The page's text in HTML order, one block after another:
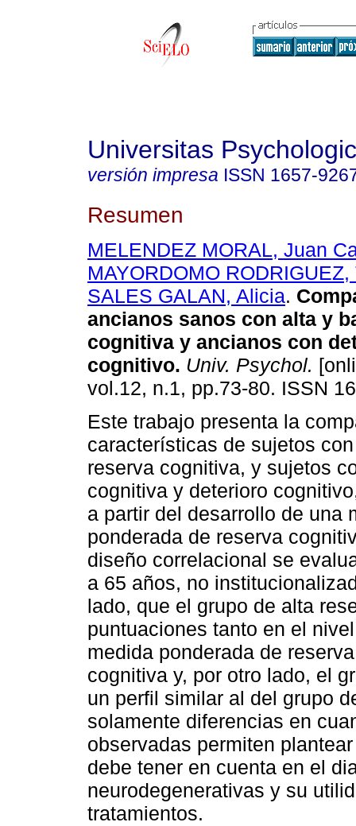
Universitas
versión impresa ISSN 1657-
Resumen
MELENDEZ MORAL, Juan
MAYORDOMO RODRIGUEZ,
SALES GALAN, Alicia.
ancianos sanos con alta y
cognitiva y ancianos con
cognitivo. Univ. Psychol.
vol.12, n.1, pp.73-80. ISSN
Este trabajo presenta la
características de sujetos
reserva cognitiva, y sujetos
cognitiva y deterioro
a partir del desarrollo de una
ponderada de reserva
diseño correlacional se
a 65 años, no
lado, que el grupo de alta
puntuaciones tanto en el
medida ponderada de
cognitiva y, por otro lado, el
un perfil similar al del grupo
solamente diferencias en
observadas permiten
debe tener en cuenta en el
neurodegenerativas y su
tratamientos.